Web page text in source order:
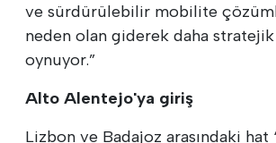
ve sürdürülebilir mobilite
neden olan giderek daha
oynuyor.”
Alto Alentejo'ya giriş
Lizbon ve Badajoz arasındaki hat